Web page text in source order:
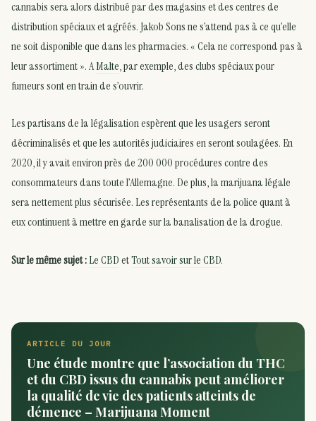
cannabis sera alors distribué par des magasins et des centres de
distribution spéciaux et agréés. Jakob Sons ne s’attend pas à ce qu’elle
ne soit disponible que dans les pharmacies. « Cela ne correspond pas à
leur assortiment ». AMalte, par exemple, des clubs spéciaux pour
fumeurs sont en train de s’ouvrir.
Les partisans de la légalisation espèrent que les usagers seront
décriminalisés et que les autorités judiciaires en seront soulagées. En
2020, il y avait environ près de 200 000 procédures contre des
consommateurs dans toute l’Allemagne. De plus, la marijuana légale
sera nettement plus sécurisée. Les représentants de la police quant à
eux continuent à mettre en garde sur la banalisation de la drogue.
Sur le même sujet :Le CBDetTout savoir sur le CBD.
ARTICLE DU JOUR
Une étude montre que l’association du THC
et du CBD issus du cannabis peut améliorer
la qualité de vie des patients atteints de
démence – Marijuana Moment